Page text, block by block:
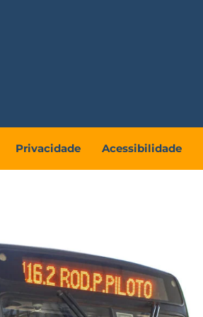
Privacidade Acessibilidade